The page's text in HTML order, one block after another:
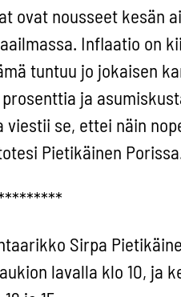
ovat nousseet kesän
Inflaatio on
tuntuu jo jokaisen
ja
viestii se, ettei näin
Pietikäinen
Sirpa
lavalla klo 10, ja